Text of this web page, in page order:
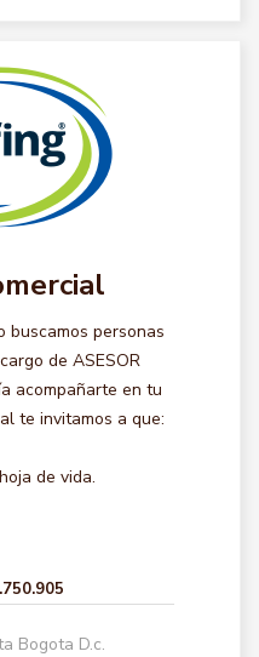
buscamos personas
de ASESOR
acompañarte en tu
te invitamos a que:
de vida.
Bogota D.c.